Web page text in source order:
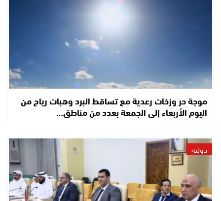
موجة حر وزخات رعدية مع تساقط البرد وهبات رياح من
اليوم الأربعاء إلى الجمعة بعدد من مناطق…
دولية